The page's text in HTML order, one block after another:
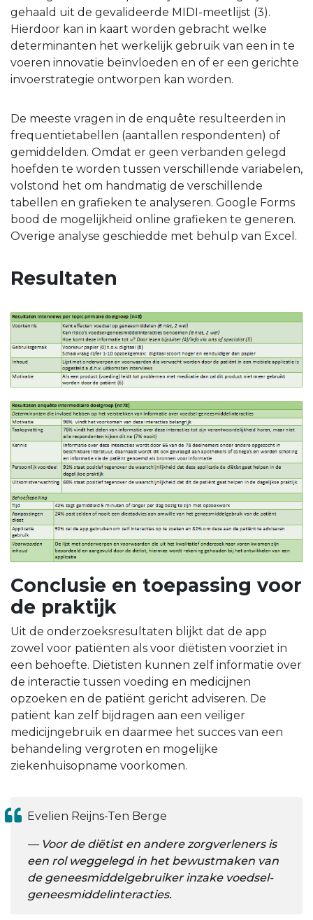
gehaald uit de gevalideerde MIDI-meetlijst (3).
Hierdoor kan in kaart worden gebracht welke
determinanten het werkelijk gebruik van een in te
voeren innovatie beïnvloeden en of er een gerichte
invoerstrategie ontworpen kan worden.
De meeste vragen in de enquête resulteerden in
frequentietabellen (aantallen respondenten) of
gemiddelden. Omdat er geen verbanden gelegd
hoefden te worden tussen verschillende variabelen,
volstond het om handmatig de verschillende
tabellen en grafieken te analyseren. Google Forms
bood de mogelijkheid online grafieken te generen.
Overige analyse geschiedde met behulp van Excel.
Resultaten
Conclusie en toepassing voor
de praktijk
Uit de onderzoeksresultaten blijkt dat de app
zowel voor patiënten als voor diëtisten voorziet in
een behoefte. Diëtisten kunnen zelf informatie over
de interactie tussen voeding en medicijnen
opzoeken en de patiënt gericht adviseren. De
patiënt kan zelf bijdragen aan een veiliger
medicijngebruik en daarmee het succes van een
behandeling vergroten en mogelijke
ziekenhuisopname voorkomen.
Evelien Reijns-Ten Berge
Voor de diëtist en andere zorgverleners is
een rol weggelegd in het bewustmaken van
de geneesmiddelgebruiker inzake voedsel-
geneesmiddelinteracties.